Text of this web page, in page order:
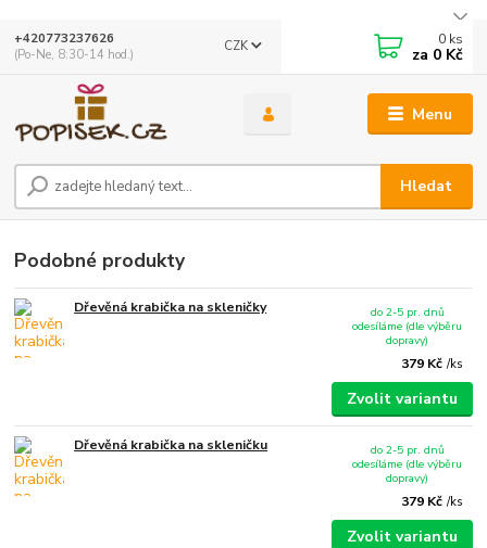
Menu
CZK
Hledat
+420773237626
(Po-Ne, 8:30-14 hod.)
0 ks
za 0 Kč
Podobné produkty
Dřevěná krabička na skleničky
379 Kč /ks
do 2-5 pr. dnů
odesíláme (dle výběru
dopravy)
Zvolit variantu
Dřevěná krabička na skleničku
379 Kč /ks
do 2-5 pr. dnů
odesíláme (dle výběru
dopravy)
Zvolit variantu